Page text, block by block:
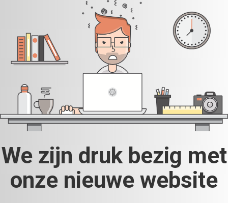
We zijn druk bezig met
onze nieuwe website